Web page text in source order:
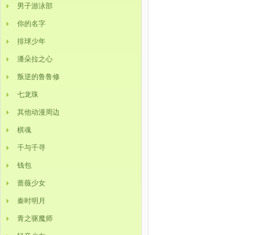
男子游泳部
你的名字
排球少年
潘朵拉之心
叛逆的鲁鲁修
七龙珠
其他动漫周边
棋魂
千与千寻
钱包
蔷薇少女
秦时明月
青之驱魔师